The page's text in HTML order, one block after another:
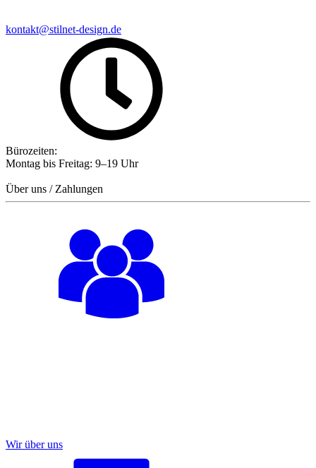
kontakt@stilnet-design.de
Bürozeiten:
Montag bis Freitag: 9–19 Uhr
Über uns / Zahlungen
Wir über uns